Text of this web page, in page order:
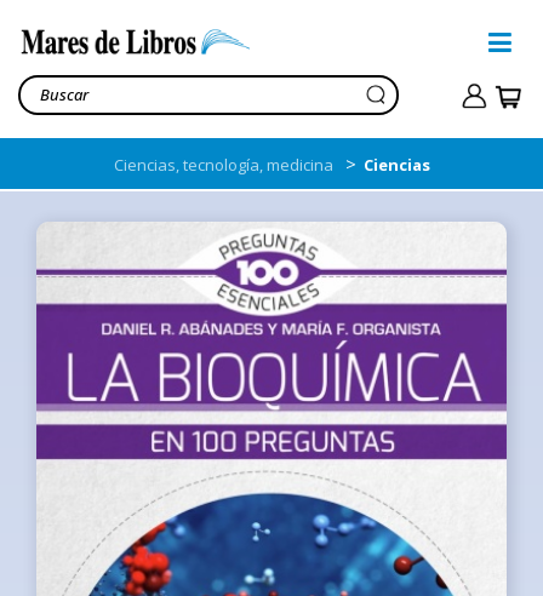
Ciencias, tecnología, medicina > Ciencias